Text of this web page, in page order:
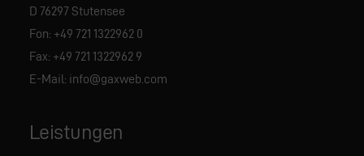
D 76297 Stutensee
Fon: +49 721 1322962 0
Fax: +49 721 1322962 9
E-Mail: info@gaxweb.com
Leistungen